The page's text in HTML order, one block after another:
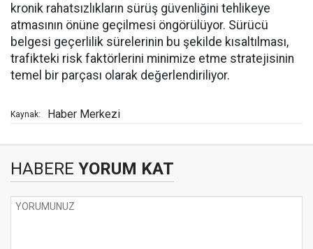
kronik rahatsızlıkların sürüş güvenliğini tehlikeye
atmasının önüne geçilmesi öngörülüyor. Sürücü
belgesi geçerlilik sürelerinin bu şekilde kısaltılması,
trafikteki risk faktörlerini minimize etme stratejisinin
temel bir parçası olarak değerlendiriliyor.
Kaynak: Haber Merkezi
HABERE YORUM KAT